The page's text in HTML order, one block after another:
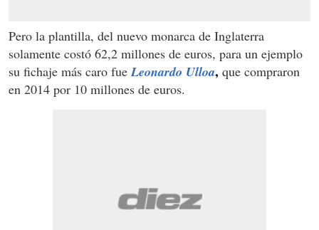
Pero la plantilla, del nuevo monarca de Inglaterra
solamente costó 62,2 millones de euros, para un ejemplo
su fichaje más caro fue Leonardo Ulloa, que compraron
en 2014 por 10 millones de euros.